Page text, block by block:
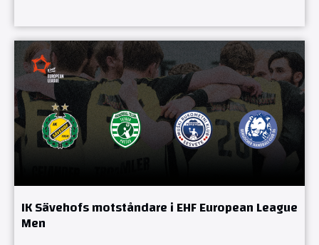
IK Sävehofs motståndare i EHF European League
Men